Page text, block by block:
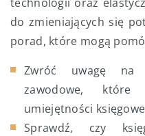
do zmieniających się
porad, które mogą
Zwróć uwagę na
zawodowe,
umiejętności
Sprawdź, czy